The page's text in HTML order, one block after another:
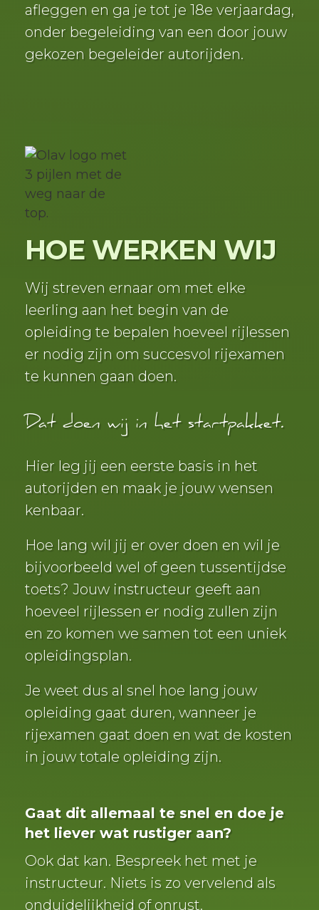
afleggen en ga je tot je 18e verjaardag,
onder begeleiding van een door jouw
gekozen begeleider autorijden.
HOE WERKEN WIJ
Wij streven ernaar om met elke
leerling aan het begin van de
opleiding te bepalen hoeveel rijlessen
er nodig zijn om succesvol rijexamen
te kunnen gaan doen.
Dat doen wij in het startpakket.
Hier leg jij een eerste basis in het
autorijden en maak je jouw wensen
kenbaar.
Hoe lang wil jij er over doen en wil je
bijvoorbeeld wel of geen tussentijdse
toets? Jouw instructeur geeft aan
hoeveel rijlessen er nodig zullen zijn
en zo komen we samen tot een uniek
opleidingsplan.
Je weet dus al snel hoe lang jouw
opleiding gaat duren, wanneer je
rijexamen gaat doen en wat de kosten
in jouw totale opleiding zijn.
Gaat dit allemaal te snel en doe je
het liever wat rustiger aan?
Ook dat kan. Bespreek het met je
instructeur. Niets is zo vervelend als
onduidelijkheid of onrust.